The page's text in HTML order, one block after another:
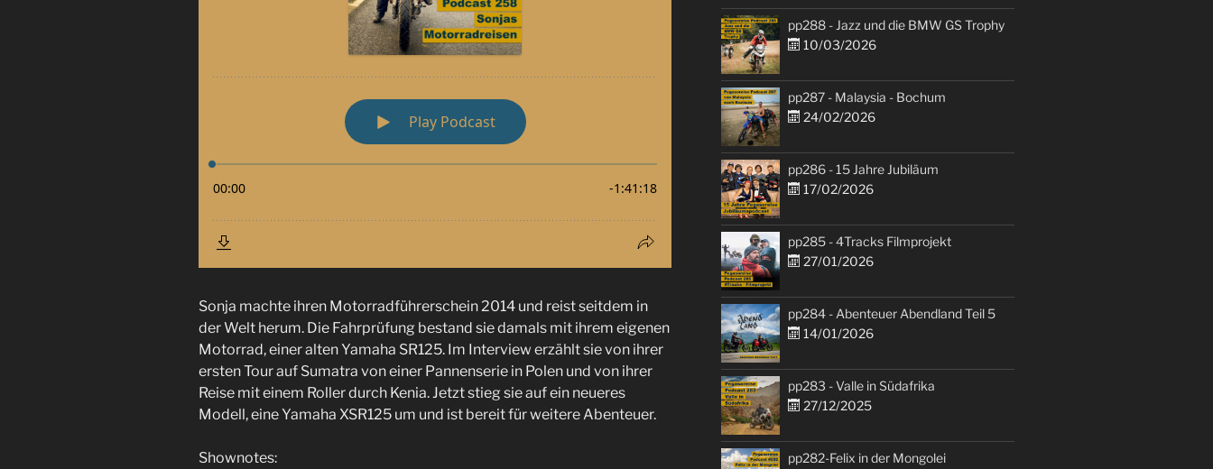
Sonja machte ihren Motorradführerschein 2014 und reist seitdem in
der Welt herum. Die Fahrprüfung bestand sie damals mit ihrem eigenen
Motorrad, einer alten Yamaha SR125. Im Interview erzählt sie von ihrer
ersten Tour auf Sumatra von einer Pannenserie in Polen und von ihrer
Reise mit einem Roller durch Kenia. Jetzt stieg sie auf ein neueres
Modell, eine Yamaha XSR125 um und ist bereit für weitere Abenteuer.
Shownotes:
pp288 - Jazz und die BMW GS Trophy
10/03/2026
pp287 - Malaysia - Bochum
24/02/2026
pp286 - 15 Jahre Jubiläum
17/02/2026
pp285 - 4Tracks Filmprojekt
27/01/2026
pp284 - Abenteuer Abendland Teil 5
14/01/2026
pp283 - Valle in Südafrika
27/12/2025
pp282-Felix in der Mongolei